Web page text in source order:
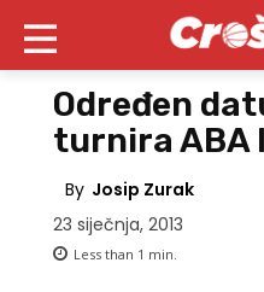
Određen
turnira ABA
By Josip Zurak
23 siječnja, 2013
Less than 1 min.